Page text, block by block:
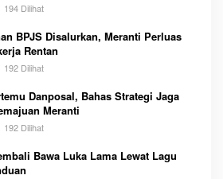
194 Dilihat
BPJS Disalurkan, Meranti Perluas
Rentan
192 Dilihat
Danposal, Bahas Strategi Jaga
Meranti
192 Dilihat
Bawa Luka Lama Lewat Lagu